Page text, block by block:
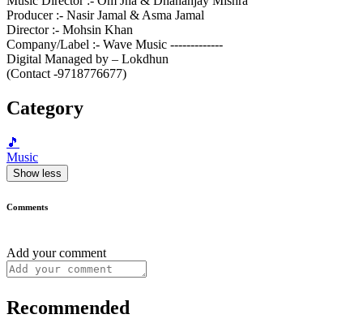
Producer :- Nasir Jamal & Asma Jamal
Director :- Mohsin Khan
Company/Label :- Wave Music -------------
Digital Managed by – Lokdhun
(Contact -9718776677)
Category
🎵
Music
Show less
Comments
Add your comment
Recommended